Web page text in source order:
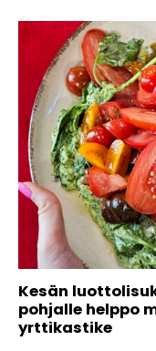
Kesän
pohjalle helppo
yrttikastike